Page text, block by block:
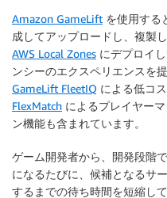
Amazon GameLift を使用する
成してアップロードし、複製
AWS Local Zones にデプロイ
ンシーのエクスペリエンスを
GameLift FleetIQ による低コ
FlexMatch によるプレイヤー
ン機能も含まれています。
ゲーム開発者から、開発段階
になるたびに、候補となるサ
するまでの待ち時間を短縮し